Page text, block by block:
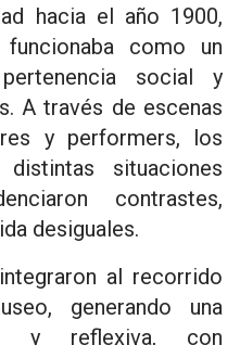
hacia el año 1900,
como un
social y
A través de escenas
y performers, los
situaciones
contrastes,
desiguales.
al recorrido
generando una
y reflexiva, con